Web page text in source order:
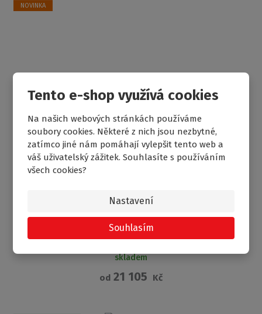
Tento e-shop využívá cookies
Na našich webových stránkách používáme
soubory cookies. Některé z nich jsou nezbytné,
zatímco jiné nám pomáhají vylepšit tento web a
váš uživatelský zážitek. Souhlasíte s používáním
všech cookies?
Nastavení
Souhlasím
NOVINKA
LYE2+LYE2
Čtvercový nebo obdélníkový sprchový kout s
dvoukřídlými otevíracími dveřmi
skladem
od 21 105 Kč